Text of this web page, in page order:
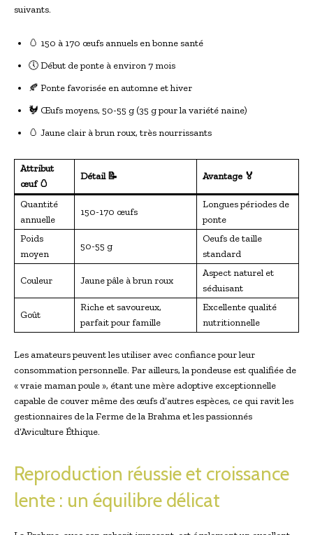
suivants.
🥚 150 à 170 œufs annuels en bonne santé
🕔 Début de ponte à environ 7 mois
🍂 Ponte favorisée en automne et hiver
🐓 Œufs moyens, 50-55 g (35 g pour la variété naine)
🥚 Jaune clair à brun roux, très nourrissants
Attribut
œuf 🥚
Détail 📝 Avantage 🏅
Quantité
annuelle
150-170 œufs
Longues périodes de
ponte
Poids
moyen
50-55 g
Oeufs de taille
standard
Couleur Jaune pâle à brun roux
Aspect naturel et
séduisant
Goût
Riche et savoureux,
parfait pour famille
Excellente qualité
nutritionnelle
Les amateurs peuvent les utiliser avec confiance pour leur
consommation personnelle. Par ailleurs, la pondeuse est qualifiée de
« vraie maman poule », étant une mère adoptive exceptionnelle
capable de couver même des œufs d’autres espèces, ce qui ravit les
gestionnaires de la Ferme de la Brahma et les passionnés
d’Aviculture Éthique.
Reproduction réussie et croissance
lente : un équilibre délicat